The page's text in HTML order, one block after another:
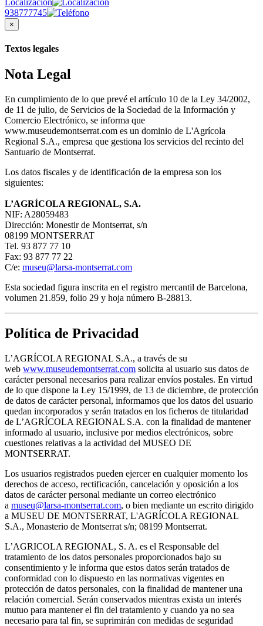
Localización
938777745
×
Textos legales
Nota Legal
En cumplimiento de lo que prevé el artículo 10 de la Ley 34/2002,
de 11 de julio, de Servicios de la Sociedad de la Información y
Comercio Electrónico, se informa que
www.museudemontserrat.com es un dominio de L'Agrícola
Regional S.A., empresa que gestiona los servicios del recinto del
Santuario de Montserrat.
Los datos fiscales y de identificación de la empresa son los
siguientes:
L’AGRÍCOLA REGIONAL, S.A.
NIF: A28059483
Dirección: Monestir de Montserrat, s/n
08199 MONTSERRAT
Tel. 93 877 77 10
Fax: 93 877 77 22
C/e: museu@larsa-montserrat.com
Esta sociedad figura inscrita en el registro mercantil de Barcelona,
volumen 21.859, folio 29 y hoja número B-28813.
Política de Privacidad
L’AGRÍCOLA REGIONAL S.A., a través de su
web www.museudemontserrat.com solicita al usuario sus datos de
carácter personal necesarios para realizar envíos postales. En virtud
de lo que dispone la Ley 15/1999, de 13 de diciembre, de protección
de datos de carácter personal, informamos que los datos del usuario
quedan incorporados y serán tratados en los ficheros de titularidad
de L’AGRÍCOLA REGIONAL S.A. con la finalidad de mantener
informado al usuario, inclusive por medios electrónicos, sobre
cuestiones relativas a la actividad del MUSEO DE
MONTSERRAT.
Los usuarios registrados pueden ejercer en cualquier momento los
derechos de acceso, rectificación, cancelación y oposición a los
datos de carácter personal mediante un correo electrónico
a museu@larsa-montserrat.com, o bien mediante un escrito dirigido
a MUSEU DE MONTSERRAT, L'AGRÍCOLA REGIONAL
S.A., Monasterio de Montserrat s/n; 08199 Montserrat.
L’AGRICOLA REGIONAL, S. A. es el Responsable del
tratamiento de los datos personales proporcionados bajo su
consentimiento y le informa que estos datos serán tratados de
conformidad con lo dispuesto en las normativas vigentes en
protección de datos personales, con la finalidad de mantener una
relación comercial. Serán conservados mientras exista un interés
mutuo para mantener el fin del tratamiento y cuando ya no sea
necesario para tal fin, se suprimirán con medidas de seguridad